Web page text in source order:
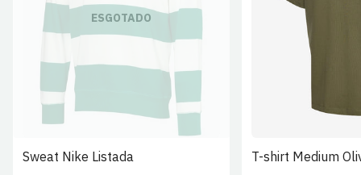
ESGOTADO
Sweat Nike Listada T-shirt Medium